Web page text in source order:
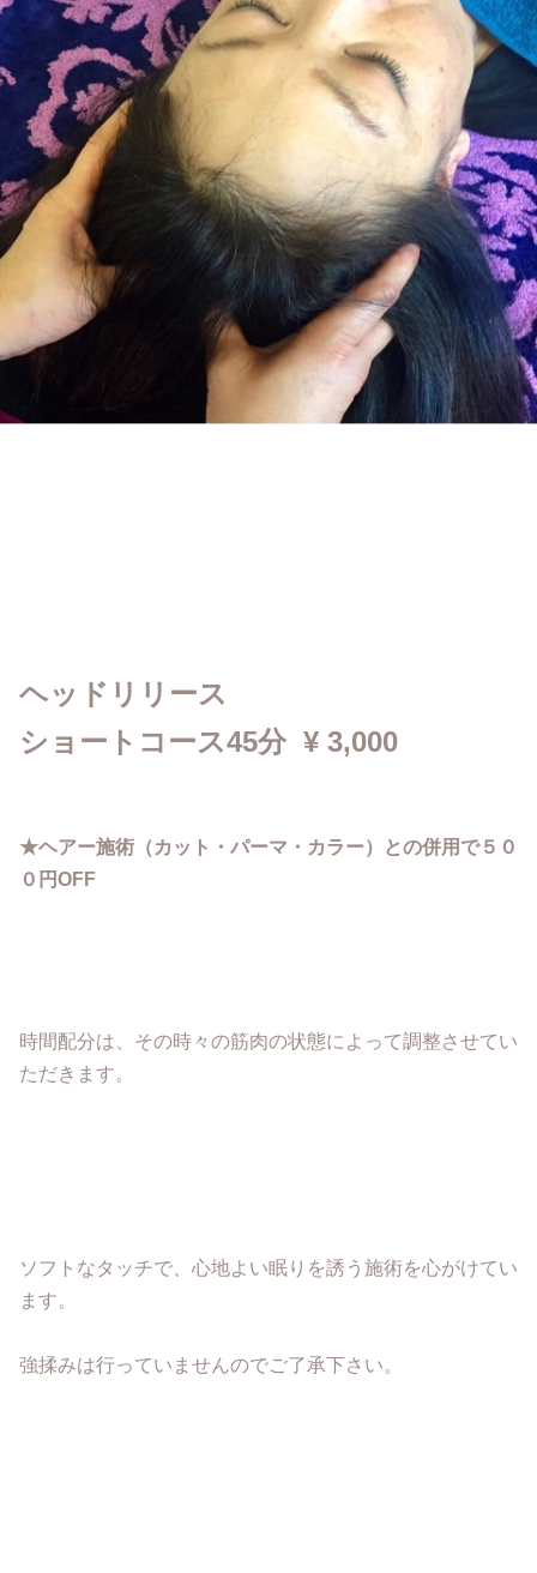
ヘッドリリース
ショートコース45分 ¥ 3,000
★ヘアー施術（カット・パーマ・カラー）との併用で５０
０円OFF
時間配分は、その時々の筋肉の状態によって調整させてい
ただきます。
ソフトなタッチで、心地よい眠りを誘う施術を心がけてい
ます。
強揉みは行っていませんのでご了承下さい。